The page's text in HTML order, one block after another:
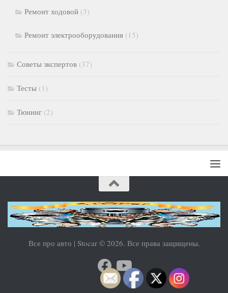
Ремонт ходовой (3)
Ремонт электрооборудования (15)
Советы экспертов (37)
Тесты (1)
Тюнинг (2)
Все про авто | Stocar © 2026. Все права защищены.